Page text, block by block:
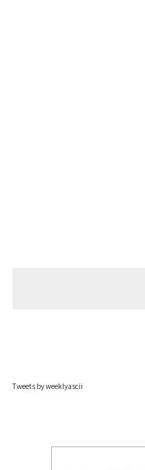
Tweets by weeklyascii